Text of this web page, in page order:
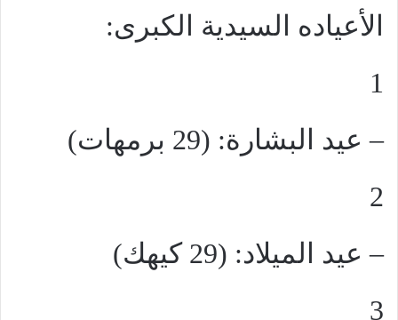
الأعياده السيدية الكبرى:
1
– عيد البشارة: (29 برمهات)
2
– عيد الميلاد: (29 كيهك)
3